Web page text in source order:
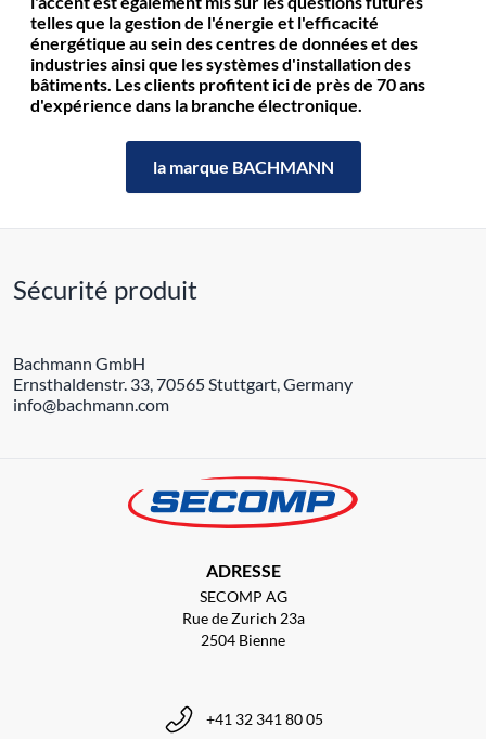
telles que la gestion de l'énergie et l'efficacité
énergétique au sein des centres de données et des
industries ainsi que les systèmes d'installation des
bâtiments. Les clients profitent ici de près de 70 ans
d'expérience dans la branche électronique.
la marque BACHMANN
Sécurité produit
Bachmann GmbH
Ernsthaldenstr. 33, 70565 Stuttgart, Germany
info@bachmann.com
ADRESSE
SECOMP AG
Rue de Zurich 23a
2504 Bienne
+41 32 341 80 05